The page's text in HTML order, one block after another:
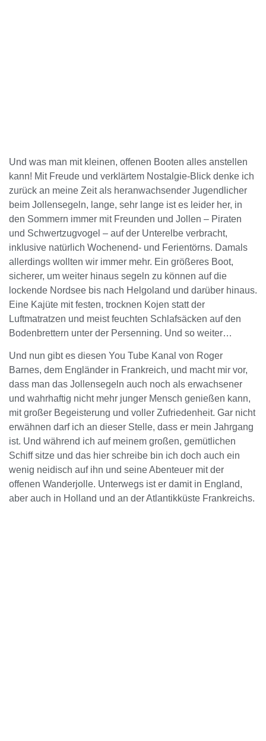
Und was man mit kleinen, offenen Booten alles anstellen
kann! Mit Freude und verklärtem Nostalgie-Blick denke ich
zurück an meine Zeit als heranwachsender Jugendlicher
beim Jollensegeln, lange, sehr lange ist es leider her, in
den Sommern immer mit Freunden und Jollen – Piraten
und Schwertzugvogel – auf der Unterelbe verbracht,
inklusive natürlich Wochenend- und Ferientörns. Damals
allerdings wollten wir immer mehr. Ein größeres Boot,
sicherer, um weiter hinaus segeln zu können auf die
lockende Nordsee bis nach Helgoland und darüber hinaus.
Eine Kajüte mit festen, trocknen Kojen statt der
Luftmatratzen und meist feuchten Schlafsäcken auf den
Bodenbrettern unter der Persenning. Und so weiter…
Und nun gibt es diesen You Tube Kanal von Roger
Barnes, dem Engländer in Frankreich, und macht mir vor,
dass man das Jollensegeln auch noch als erwachsener
und wahrhaftig nicht mehr junger Mensch genießen kann,
mit großer Begeisterung und voller Zufriedenheit. Gar nicht
erwähnen darf ich an dieser Stelle, dass er mein Jahrgang
ist. Und während ich auf meinem großen, gemütlichen
Schiff sitze und das hier schreibe bin ich doch auch ein
wenig neidisch auf ihn und seine Abenteuer mit der
offenen Wanderjolle. Unterwegs ist er damit in England,
aber auch in Holland und an der Atlantikküste Frankreichs.